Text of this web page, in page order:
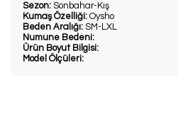
Sezon: Sonbahar-Kış
Kumaş Özelliği: Oysho
Beden Aralığı: SM-LXL
Numune Bedeni:
Ürün Boyut Bilgisi:
Model Ölçüleri: